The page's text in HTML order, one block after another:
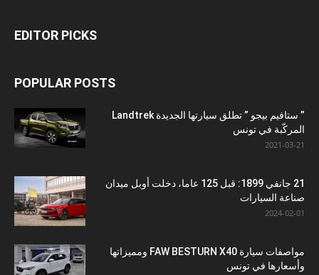
EDITOR PICKS
POPULAR POSTS
” ستافيم بيجو ” تطلق سيارتها الجديدة Landtrek
المركّبة في تونس
2021-03-21
21 جانفي 1899: قبل 125 عاما، دخلت أوبل ميدان
صناعة السيارات
2024-02-01
مواصفات سيارة FAW BESTURN X40 ومميزاتها
وأسعارها في تونس